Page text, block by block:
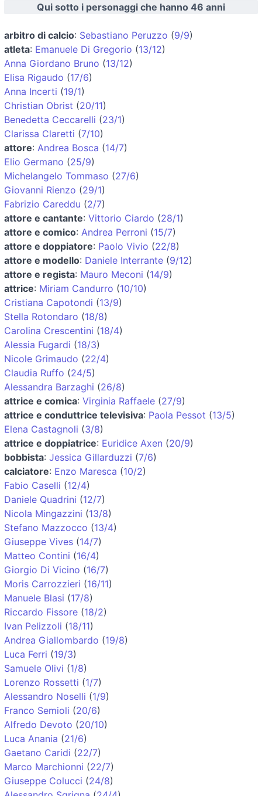
Qui sotto i personaggi che hanno 46 anni
arbitro di calcio: Sebastiano Peruzzo (9/9)
atleta: Emanuele Di Gregorio (13/12)
Anna Giordano Bruno (13/12)
Elisa Rigaudo (17/6)
Anna Incerti (19/1)
Christian Obrist (20/11)
Benedetta Ceccarelli (23/1)
Clarissa Claretti (7/10)
attore: Andrea Bosca (14/7)
Elio Germano (25/9)
Michelangelo Tommaso (27/6)
Giovanni Rienzo (29/1)
Fabrizio Careddu (2/7)
attore e cantante: Vittorio Ciardo (28/1)
attore e comico: Andrea Perroni (15/7)
attore e doppiatore: Paolo Vivio (22/8)
attore e modello: Daniele Interrante (9/12)
attore e regista: Mauro Meconi (14/9)
attrice: Miriam Candurro (10/10)
Cristiana Capotondi (13/9)
Stella Rotondaro (18/8)
Carolina Crescentini (18/4)
Alessia Fugardi (18/3)
Nicole Grimaudo (22/4)
Claudia Ruffo (24/5)
Alessandra Barzaghi (26/8)
attrice e comica: Virginia Raffaele (27/9)
attrice e conduttrice televisiva: Paola Pessot (13/5)
Elena Castagnoli (3/8)
attrice e doppiatrice: Euridice Axen (20/9)
bobbista: Jessica Gillarduzzi (7/6)
calciatore: Enzo Maresca (10/2)
Fabio Caselli (12/4)
Daniele Quadrini (12/7)
Nicola Mingazzini (13/8)
Stefano Mazzocco (13/4)
Giuseppe Vives (14/7)
Matteo Contini (16/4)
Giorgio Di Vicino (16/7)
Moris Carrozzieri (16/11)
Manuele Blasi (17/8)
Riccardo Fissore (18/2)
Ivan Pelizzoli (18/11)
Andrea Giallombardo (19/8)
Luca Ferri (19/3)
Samuele Olivi (1/8)
Lorenzo Rossetti (1/7)
Alessandro Noselli (1/9)
Franco Semioli (20/6)
Alfredo Devoto (20/10)
Luca Anania (21/6)
Gaetano Caridi (22/7)
Marco Marchionni (22/7)
Giuseppe Colucci (24/8)